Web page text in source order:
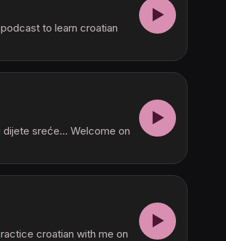
to learn croatian
▶
sreće... Welcome on
▶
croatian with me on
▶